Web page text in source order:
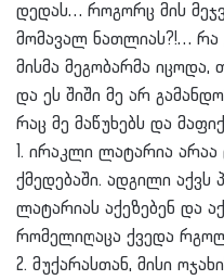
დედას… როგორც მის
მომავალ ნათლიას?!… რა
მისმა მეგობარმა
და ეს შიში მე არ
რაც მე მაწუხებს და
1. ირაკლი ლატარია არაა
ქმედებაში. ადგილი
ლატარიას აქეზებენ და
რომელიღაცა ქვედა
2. მუქარასთან, მისი